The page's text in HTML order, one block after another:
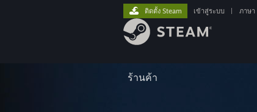
ร้านค้า
ติดตั้ง Steam เข้าสู่ระบบ ภาษา